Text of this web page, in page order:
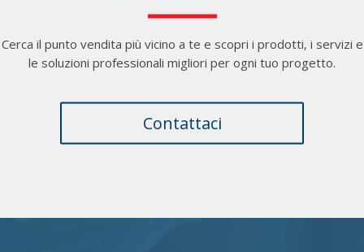
Cerca il punto vendita più vicino a te e scopri i prodotti, i servizi e
le soluzioni professionali migliori per ogni tuo progetto.
Contattaci